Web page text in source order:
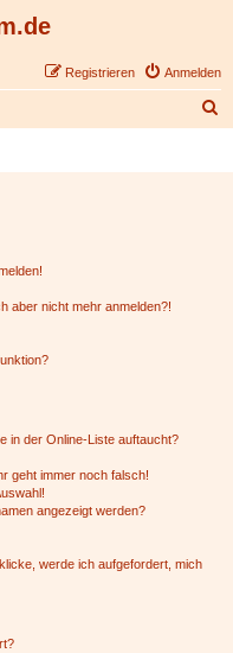
Anmelden
Registrieren
aber nicht mehr anmelden?!
in der Online-Liste auftaucht?
geht immer noch falsch!
angezeigt werden?
werde ich aufgefordert, mich